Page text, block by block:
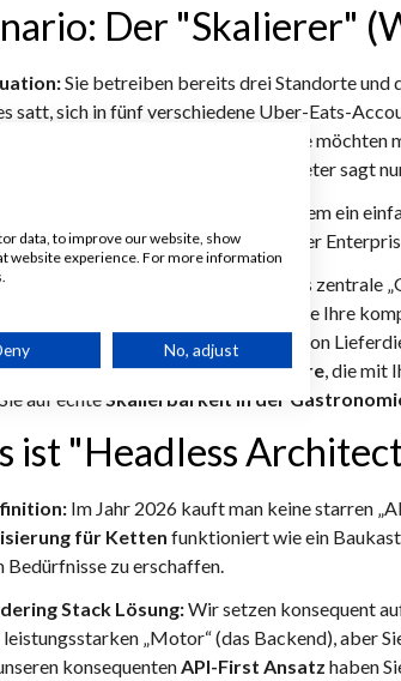
Der "Skalierer"
Sie betreiben bereits drei Standorte und
satt, sich in fünf verschiedene Uber-Eats-
in Excel-Tabellen. Sie
aber Ihr aktueller POS-Anbieter sagt
Genau das ist der Moment, in dem ein
Management System (RMS)
der
fungiert als das zentrale
steuern Sie Ihre
Menüverwaltung, die Anbindung von
Systemgastronomie Software , die mit
auf echte Skalierbarkeit in der
ist "Headless
Im Jahr 2026 kauft man keine starren
für Ketten funktioniert wie ein
Bedürfnisse zu erschaffen.
Stack Lösung:Wir setzen konsequent
„Motor“ (das Backend), aber
konsequenten API-First Ansatz haben
data, to improve our website, show
website experience. For more information
No, adjust